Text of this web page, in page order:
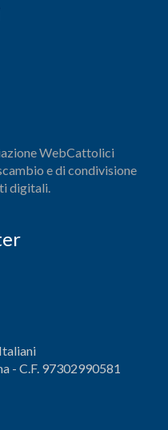
WebCattolici
e di condivisione
digitali.
- C.F. 97302990581